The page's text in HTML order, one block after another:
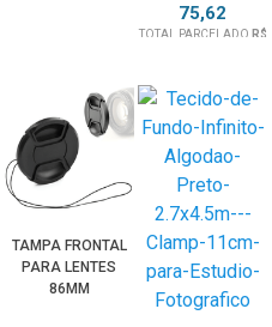
75,62
TOTAL PARCELADO R$
TAMPA FRONTAL
PARA LENTES
86MM